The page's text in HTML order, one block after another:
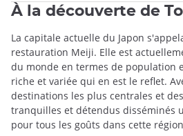
À la découverte de
La capitale actuelle du Japon
restauration Meiji. Elle est
du monde en termes de population
riche et variée qui en est le reflet.
destinations les plus centrales et
tranquilles et détendus disséminés
pour tous les goûts dans cette